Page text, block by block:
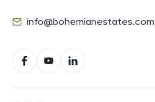
E-mail
info@bohemianestates.com
FacebookYouTubeLinkedIn